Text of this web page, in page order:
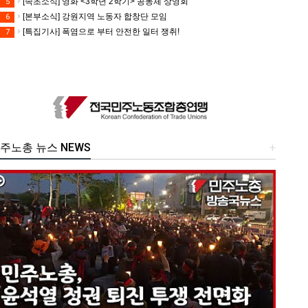
6 [본부소식] 강원지역 노동자 합창단 모임
7 [특집기사] 폭염으로 부터 안전한 일터 쟁취!
+
노총 뉴스 NEWS